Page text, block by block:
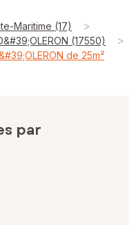
Maritime (17) >
(17550) >
de 25m²
par